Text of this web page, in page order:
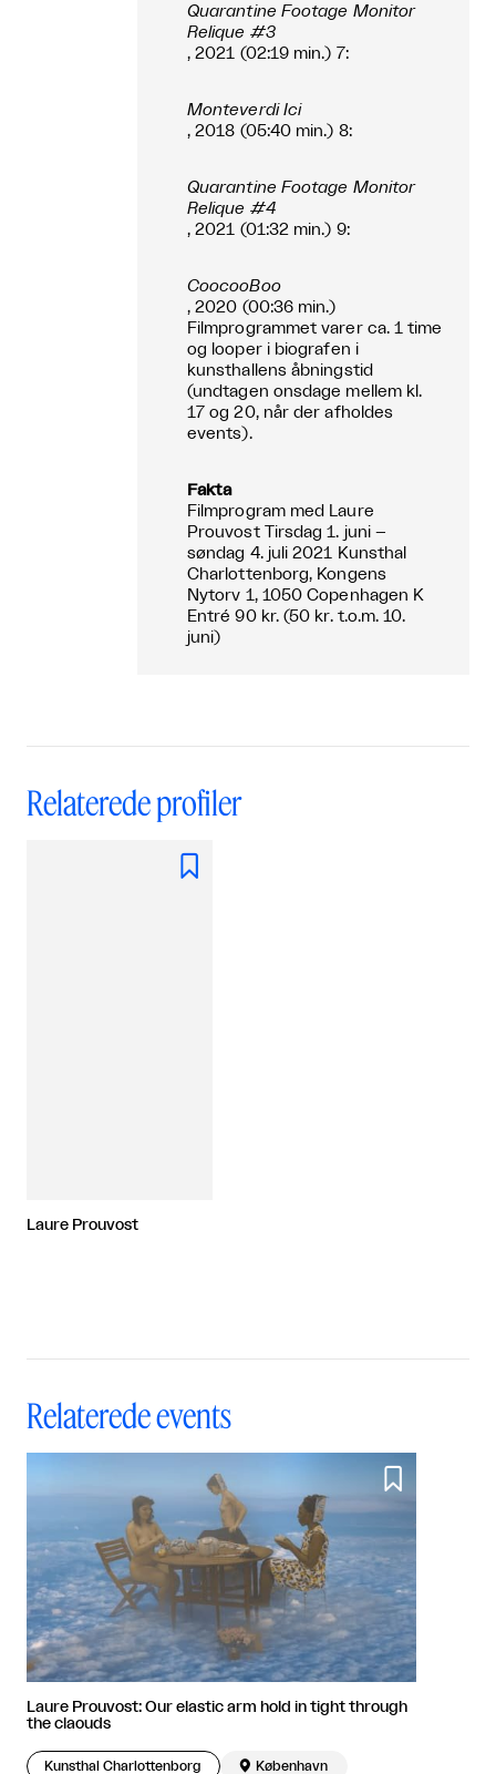
Quarantine Footage Monitor
Relique #3
, 2021 (02:19 min.) 7:
Monteverdi Ici
, 2018 (05:40 min.) 8:
Quarantine Footage Monitor
Relique #4
, 2021 (01:32 min.) 9:
CoocooBoo
, 2020 (00:36 min.)
Filmprogrammet varer ca. 1 time
og looper i biografen i
kunsthallens åbningstid
(undtagen onsdage mellem kl.
17 og 20, når der afholdes
events).
Fakta
Filmprogram med Laure
Prouvost Tirsdag 1. juni –
søndag 4. juli 2021 Kunsthal
Charlottenborg, Kongens
Nytorv 1, 1050 Copenhagen K
Entré 90 kr. (50 kr. t.o.m. 10.
juni)
Relaterede profiler

Laure Prouvost
Relaterede events

Laure Prouvost: Our elastic arm hold in tight through
the claouds
Kunsthal Charlottenborg  København